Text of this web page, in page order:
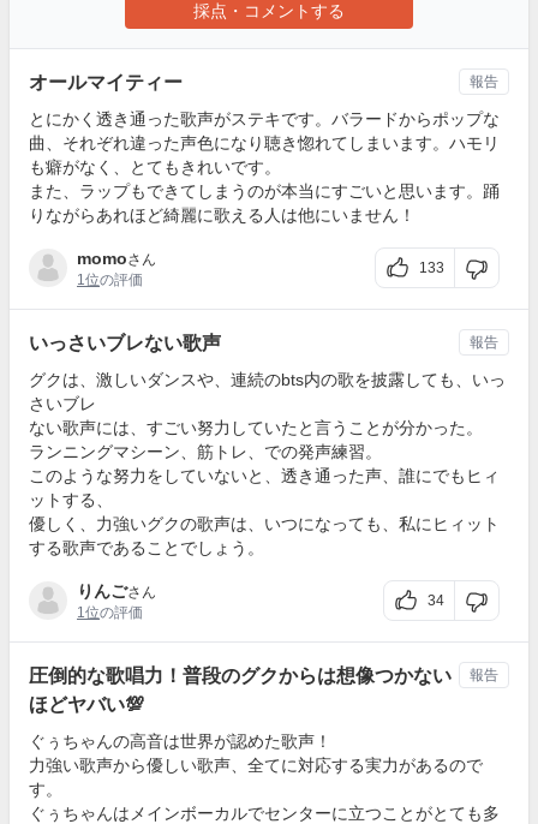
採点・コメントする
オールマイティー
とにかく透き通った歌声がステキです。バラードからポップな
曲、それぞれ違った声色になり聴き惚れてしまいます。ハモリ
も癖がなく、とてもきれいです。
また、ラップもできてしまうのが本当にすごいと思います。踊
りながらあれほど綺麗に歌える人は他にいません！
momoさん
1位の評価
133
報告
いっさいブレない歌声
グクは、激しいダンスや、連続のbts内の歌を披露しても、いっ
さいブレ
ない歌声には、すごい努力していたと言うことが分かった。
ランニングマシーン、筋トレ、での発声練習。
このような努力をしていないと、透き通った声、誰にでもヒィ
ットする、
優しく、力強いグクの歌声は、いつになっても、私にヒィット
する歌声であることでしょう。
りんごさん
1位の評価
34
報告
圧倒的な歌唱力！普段のグクからは想像つかない
ほどヤバい💯
ぐぅちゃんの高音は世界が認めた歌声！
力強い歌声から優しい歌声、全てに対応する実力があるので
す。
ぐぅちゃんはメインボーカルでセンターに立つことがとても多
報告